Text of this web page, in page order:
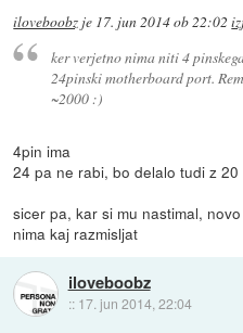
iloveboobz je 17. jun 2014 ob 22:02
ker verjetno nima niti 4
24pinski motherboard port.
~2000 :)
4pin ima
24 pa ne rabi, bo delalo tudi z 20
sicer pa, kar si mu nastimal,
nima kaj razmisljat
iloveboobz
:: 17. jun 2014, 22:04